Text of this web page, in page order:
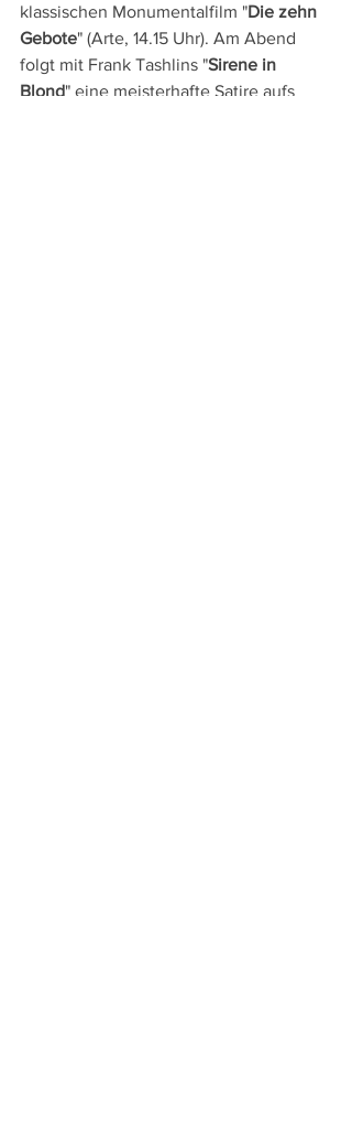
klassischen Monumentalfilm "Die zehn
Gebote" (Arte, 14.15 Uhr). Am Abend
folgt mit Frank Tashlins "Sirene in
Blond" eine meisterhafte Satire aufs